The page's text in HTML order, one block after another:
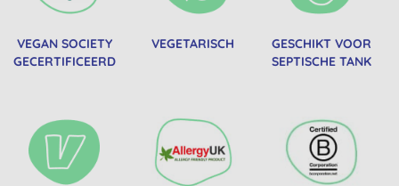
VEGAN SOCIETY
GECERTIFICEERD
VEGETARISCH
GESCHIKT VOOR
SEPTISCHE TANK